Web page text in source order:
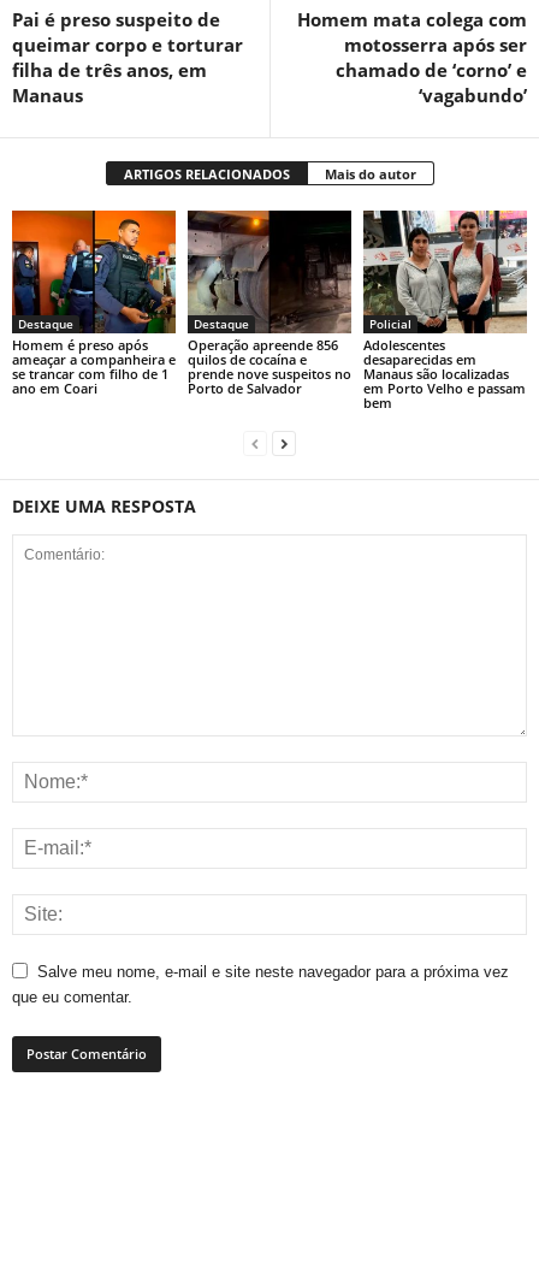
Pai é preso suspeito de
queimar corpo e torturar
filha de três anos, em
Manaus
Homem mata colega com
motosserra após ser
chamado de ‘corno’ e
‘vagabundo’
ARTIGOS RELACIONADOS Mais do autor
Destaque
Homem é preso após
ameaçar a companheira e
se trancar com filho de 1
ano em Coari
Destaque
Operação apreende 856
quilos de cocaína e
prende nove suspeitos no
Porto de Salvador
Policial
Adolescentes
desaparecidas em
Manaus são localizadas
em Porto Velho e passam
bem
DEIXE UMA RESPOSTA
Salve meu nome, e-mail e site neste navegador para a próxima vez
que eu comentar.